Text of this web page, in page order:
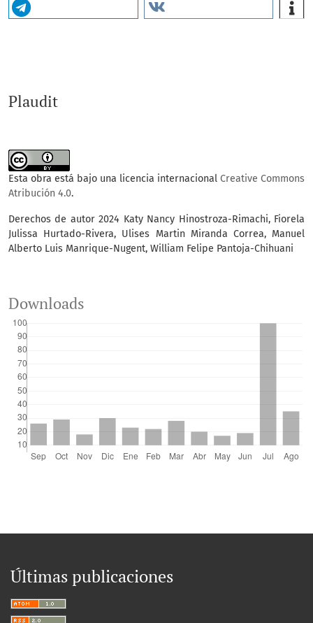
Plaudit
Esta obra está bajo una licencia internacional Creative Commons
Atribución 4.0.
Derechos de autor 2024 Katy Nancy Hinostroza-Rimachi, Fiorela
Julissa Hurtado-Rivera, Ulises Martin Miranda Correa, Manuel
Alberto Luis Manrique-Nugent, William Felipe Pantoja-Chihuani
Downloads
Últimas publicaciones